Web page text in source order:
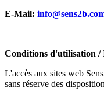
E-Mail:
Conditions d'utilisation /
L'accès aux sites web
sans réserve des